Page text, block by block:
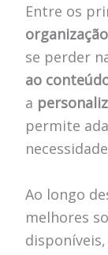
Entre os
se perder
ao
a
permite
Ao longo
melhores